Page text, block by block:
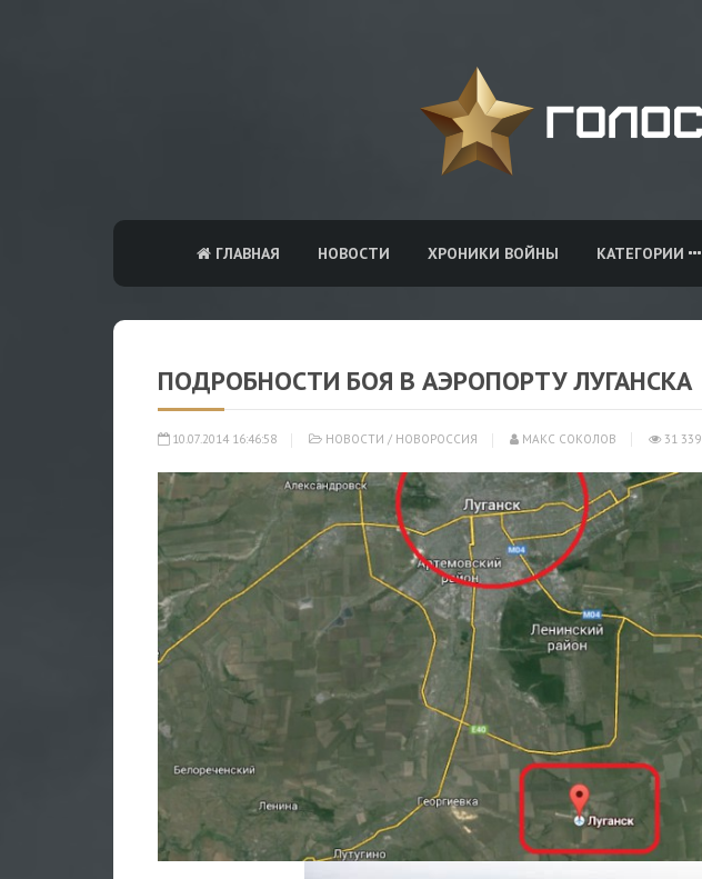
ГЛАВНАЯ НОВОСТИ ХРОНИКИ ВОЙНЫ КАТЕГОРИИ
ПОДРОБНОСТИ БОЯ В АЭРОПОРТУ ЛУГАНСКА
10.07.2014 16:46:58 НОВОСТИ / НОВОРОССИЯ МАКС СОКОЛОВ 31 339